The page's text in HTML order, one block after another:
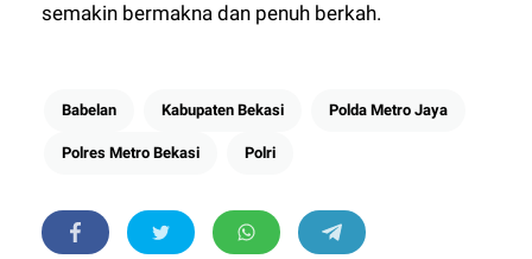
semakin bermakna dan penuh berkah.
Babelan Kabupaten Bekasi Polda Metro Jaya
Polres Metro Bekasi Polri